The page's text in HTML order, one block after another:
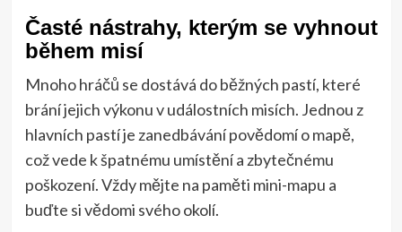
Časté nástrahy, kterým se vyhnout
během misí
Mnoho hráčů se dostává do běžných pastí, které
brání jejich výkonu v událostních misích. Jednou z
hlavních pastí je zanedbávání povědomí o mapě,
což vede k špatnému umístění a zbytečnému
poškození. Vždy mějte na paměti mini-mapu a
buďte si vědomi svého okolí.